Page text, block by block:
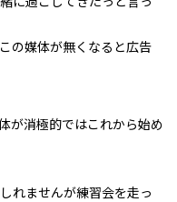
の媒体が無くなると広告
が消極的ではこれから始め
れませんが練習会を走っ